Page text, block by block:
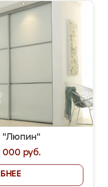
"Люпин"
000 руб.